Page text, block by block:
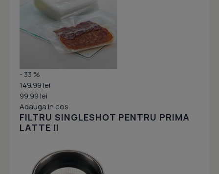
- 33 %
149.99 lei
99.99 lei
Adauga in cos
FILTRU SINGLESHOT PENTRU PRIMA
LATTE II